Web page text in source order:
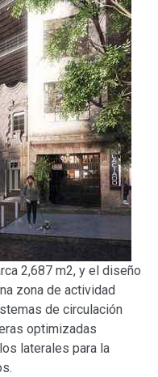
2,687 m2, y el diseño
zona de actividad
de circulación
optimizadas
laterales para la